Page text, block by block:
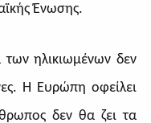
Ένωσης.
των ηλικιωμένων δεν
Η Ευρώπη οφείλει
δεν θα ζει τα